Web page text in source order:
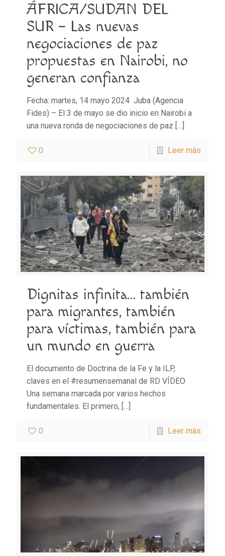
ÁFRICA/SUDAN DEL
SUR – Las nuevas
negociaciones de paz
propuestas en Nairobi, no
generan confianza
Fecha: martes, 14 mayo 2024 Juba (Agencia
Fides) – El 3 de mayo se dio inicio en Nairobi a
una nueva ronda de negociaciones de paz […]
0 Leer más
Dignitas infinita… también
para migrantes, también
para víctimas, también para
un mundo en guerra
El documento de Doctrina de la Fe y la ILP,
claves en el #resumensemanal de RD VÍDEO
Una semana marcada por varios hechos
fundamentales. El primero, […]
0 Leer más